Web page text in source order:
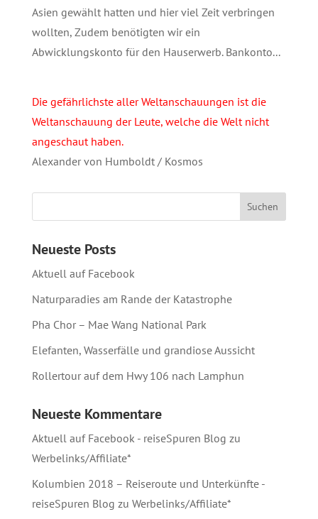
Asien gewählt hatten und hier viel Zeit verbringen
wollten, Zudem benötigten wir ein
Abwicklungskonto für den Hauserwerb. Bankonto...
Die gefährlichste aller Weltanschauungen ist die
Weltanschauung der Leute, welche die Welt nicht
angeschaut haben.
Alexander von Humboldt / Kosmos
Neueste Posts
Aktuell auf Facebook
Naturparadies am Rande der Katastrophe
Pha Chor – Mae Wang National Park
Elefanten, Wasserfälle und grandiose Aussicht
Rollertour auf dem Hwy 106 nach Lamphun
Neueste Kommentare
Aktuell auf Facebook - reiseSpuren Blog zu
Werbelinks/Affiliate*
Kolumbien 2018 – Reiseroute und Unterkünfte -
reiseSpuren Blog zu Werbelinks/Affiliate*